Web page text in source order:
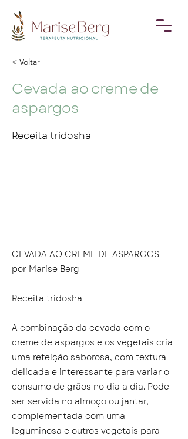
< Voltar
Cevada ao creme de
aspargos
Receita tridosha
CEVADA AO CREME DE ASPARGOS
por Marise Berg
Receita tridosha
A combinação da cevada com o
creme de aspargos e os vegetais cria
uma refeição saborosa, com textura
delicada e interessante para variar o
consumo de grãos no dia a dia. Pode
ser servida no almoço ou jantar,
complementada com uma
leguminosa e outros vegetais para